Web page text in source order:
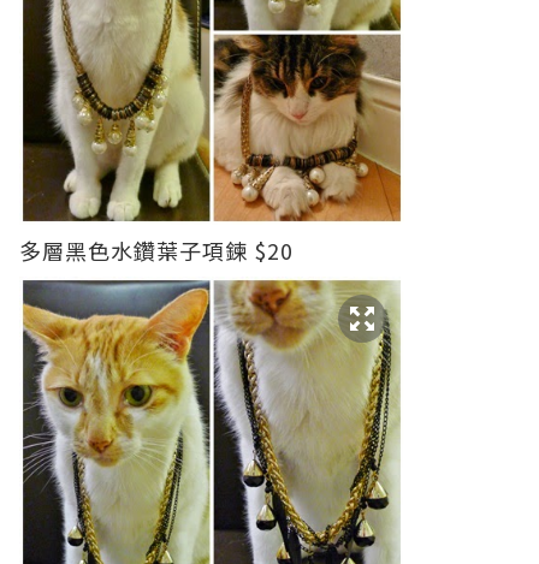
多層黑色水鑽葉子項鍊 $20